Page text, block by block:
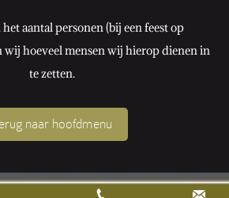
aantal personen (bij een feest op
wij hoeveel mensen wij hierop dienen in
te zetten.
naar hoofdmenu